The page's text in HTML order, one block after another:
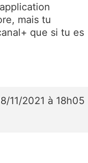
mais tu
que si tu es
11/2021 à 18h05